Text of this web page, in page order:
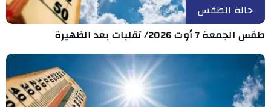
حالة الطقس
طقس الجمعة 7 أوت 2026/ تقلبات بعد الظهيرة